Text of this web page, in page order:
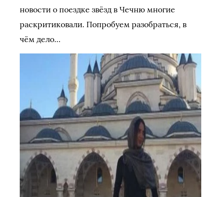
новости о поездке звёзд в Чечню многие
раскритиковали. Попробуем разобраться, в
чём дело…